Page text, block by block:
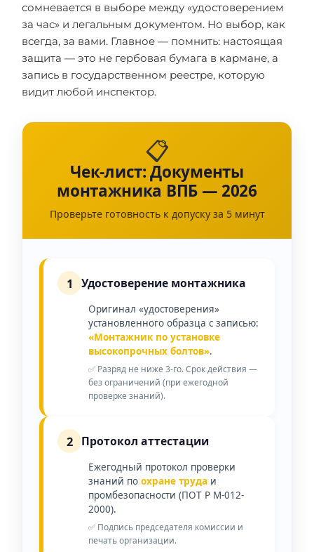
сомневается в выборе между «удостоверением
за час» и легальным документом. Но выбор, как
всегда, за вами. Главное — помнить: настоящая
защита — это не гербовая бумага в кармане, а
запись в государственном реестре, которую
видит любой инспектор.
📋
Чек-лист: Документы
монтажника ВПБ — 2026
Проверьте готовность к допуску за 5 минут
1 Удостоверение монтажника
Оригинал «удостоверения»
установленного образца с записью:
«Монтажник по установке
высокопрочных болтов».
✅ Разряд не ниже 3-го. Срок действия —
без ограничений (при ежегодной
проверке знаний).
2 Протокол аттестации
Ежегодный протокол проверки
знаний по охране труда и
промбезопасности (ПОТ Р М-012-
2000).
✅ Подпись председателя комиссии и
печать организации.